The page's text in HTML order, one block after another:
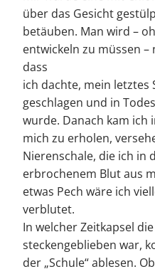
über das Gesicht
betäuben. Man wird –
entwickeln zu müssen
dass
ich dachte, mein letztes
geschlagen und in
wurde. Danach kam ich
mich zu erholen,
Nierenschale, die ich in
erbrochenem Blut aus
etwas Pech wäre ich
verblutet.
In welcher Zeitkapsel
steckengeblieben war,
der „Schule“ ablesen.